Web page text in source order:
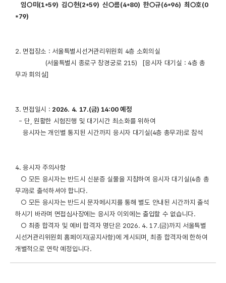
임○미(1*59) 김○현(2*59) 신○름(4*80) 한○규(6*96) 최○호(0
*79)
2. 면접장소 : 서울특별시선거관리위원회 4층 소회의실
(서울특별시 종로구 창경궁로 215) [응시자 대기실 : 4층 총
무과 회의실]
3. 면접일시 : 2026. 4. 17.(금) 14:00 예정
- 단, 원활한 시험진행 및 대기시간 최소화를 위하여
응시자는 개인별 통지된 시간까지 응시자 대기실(4층 총무과)로 참석
4. 응시자 주의사항
○ 모든 응시자는 반드시 신분증 실물을 지참하여 응시자 대기실(4층 총
무과)로 출석하셔야 합니다.
○ 모든 응시자는 반드시 문자메시지를 통해 별도 안내된 시간까지 출석
하시기 바라며 면접심사장에는 응시자 이외에는 출입할 수 없습니다.
○ 최종 합격자 및 예비 합격자 명단은 2026. 4. 17.(금)까지 서울특별
시선거관리위원회 홈페이지(공지사항)에 게시되며, 최종 합격자에 한하여
개별적으로 연락 예정입니다.